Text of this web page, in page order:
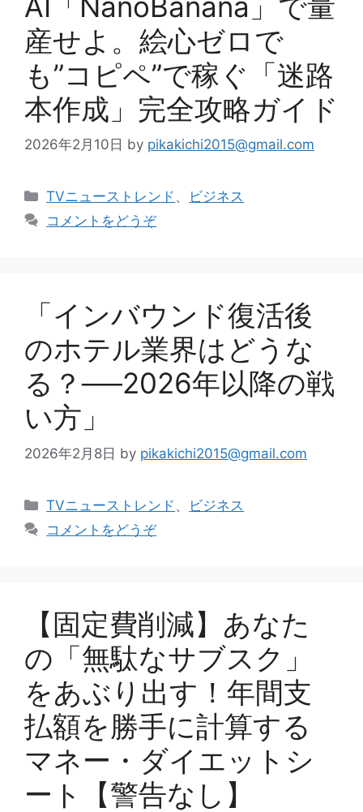
産せよ。絵心ゼロで
も”コピペ”で稼ぐ「迷路
本作成」完全攻略ガイド
2026年2月10日 by pikakichi2015@gmail.com
カ
テ
TVニューストレンド 、
ビジネス
コメントをどうぞ
「インバウンド復活後
のホテル業界はどうな
る？──2026年以降の戦
い方」
2026年2月8日 by pikakichi2015@gmail.com
カ
TVニューストレンド 、
ビジネス
コメントをどうぞ
【固定費削減】あなた
の「無駄なサブスク」
をあぶり出す！年間支
払額を勝手に計算する
マネー・ダイエットシ
ート【警告なし】